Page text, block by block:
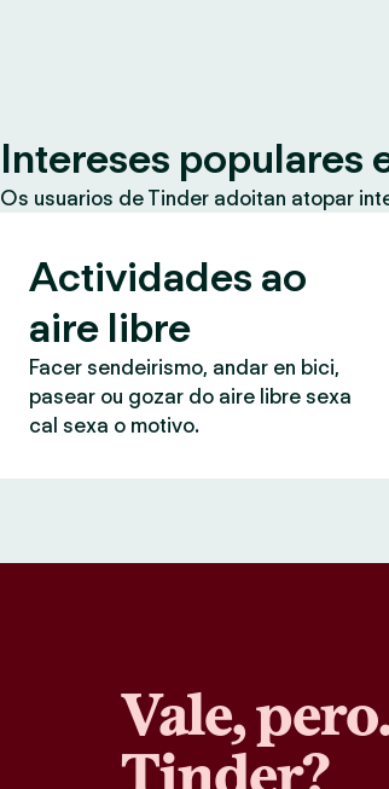
Intereses populares
Os usuarios de Tinder adoitan atopar
Actividades ao
aire libre
Facer sendeirismo, andar en bici,
pasear ou gozar do aire libre sexa
cal sexa o motivo.
Vale,
Tinder?